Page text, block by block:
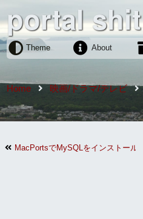
portal
Theme About
Home 映画/ドラマ/テレビ
MacPortsでMySQLをインストール